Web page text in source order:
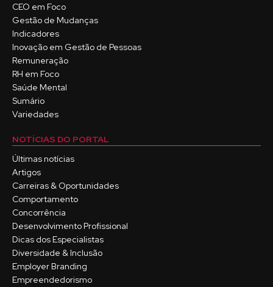
CEO em Foco
Gestão de Mudanças
Indicadores
Inovação em Gestão de Pessoas
Remuneração
RH em Foco
Saúde Mental
Sumário
Variedades
NOTÍCIAS DO PORTAL
Últimas notícias
Artigos
Carreiras & Oportunidades
Comportamento
Concorrência
Desenvolvimento Profissional
Dicas dos Especialistas
Diversidade & Inclusão
Employer Branding
Empreendedorismo